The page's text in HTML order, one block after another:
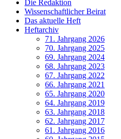
Die Redaktion
Wissenschaftlicher Beirat
Das aktuelle Heft
Heftarchiv
71. Jahrgang 2026
70. Jahrgang 2025
69. Jahrgang 2024
68. Jahrgang 2023
67. Jahrgang 2022
66. Jahrgang 2021
65. Jahrgang 2020
64. Jahrgang 2019
63. Jahrgang 2018
62. Jahrgang 2017
61. Jahrgang 2016